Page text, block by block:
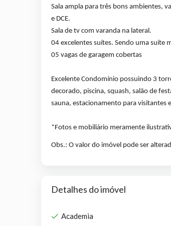
Sala ampla para três bons ambientes,
e DCE.
Sala de tv com varanda na lateral.
04 excelentes suítes. Sendo uma suíte
05 vagas de garagem cobertas
Excelente Condomínio possuindo 3
decorado, piscina, squash, salão de
sauna, estacionamento para visitantes
*Fotos e mobiliário meramente
Obs.: O valor do imóvel pode ser
Detalhes do imóvel
Academia